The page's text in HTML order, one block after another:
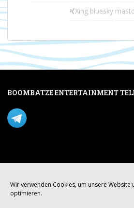
Wir verwenden Cookies, um unsere Website
optimieren.
Xing bluesky
BOOMBATZE ENTERTAINMENT